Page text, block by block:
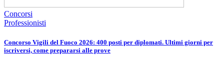
Concorsi
Professionisti
Concorso Vigili del Fuoco 2026: 400 posti per diplomati. Ultimi giorni per
iscriversi, come prepararsi alle prove